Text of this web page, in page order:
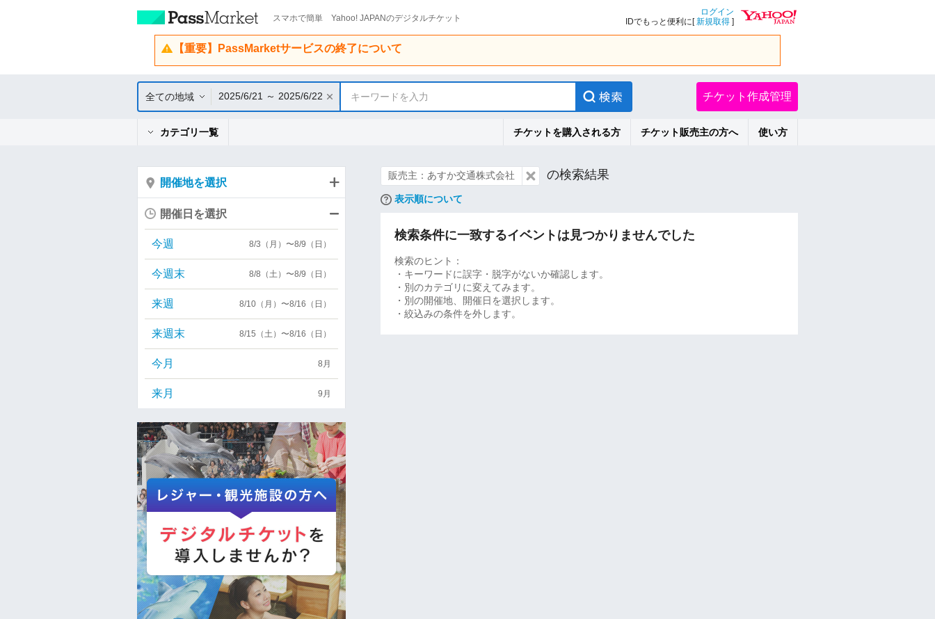
スマホで簡単 Yahoo! JAPANのデジタルチケット
ログイン
IDでもっと便利に[新規取得 ]
【重要】PassMarketサービスの終了について
全ての地域 2025/6/21 ～ 2025/6/22 キーワードを入力 チケット作成管理
カテゴリ一覧 チケットを購入される方 チケット販売主の方へ 使い方
販売主：あすか交通株式会社 の検索結果
表示順について
検索条件に一致するイベントは見つかりませんでした
検索のヒント：
・キーワードに誤字・脱字がないか確認します。
・別のカテゴリに変えてみます。
・別の開催地、開催日を選択します。
・絞込みの条件を外します。
開催地を選択
開催日を選択
今週 8/3（月）〜8/9（日）
今週末 8/8（土）〜8/9（日）
来週 8/10（月）〜8/16（日）
来週末 8/15（土）〜8/16（日）
今月 8月
来月 9月